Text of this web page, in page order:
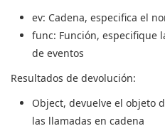
ev: Cadena, especifica el
func: Función, especifique
de eventos
Resultados de devolución:
Object, devuelve el objeto
las llamadas en cadena